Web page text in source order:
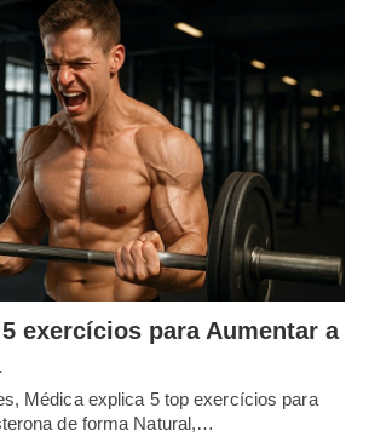
exercícios para Aumentar a
Médica explica 5 top exercícios para
de forma Natural,…